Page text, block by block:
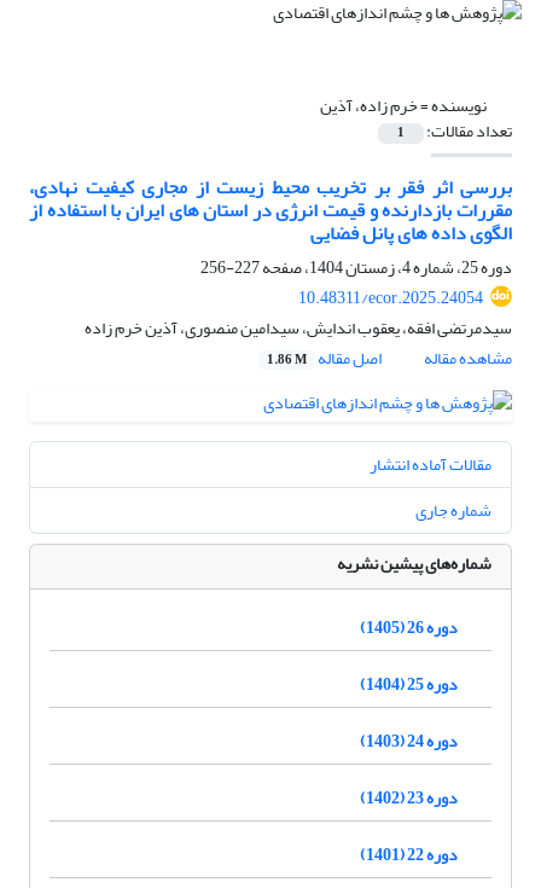
نویسنده =خرم زاده، آذین
تعداد مقالات: 1
بررسی اثر فقر بر تخریب محیط زیست از مجاری کیفیت نهادی،
مقررات بازدارنده و قیمت انرژی در استان های ایران با استفاده از
الگوی داده های پانل فضایی
دوره 25، شماره 4، زمستان 1404، صفحه
227-256
10.48311/ecor.2025.24054
سیدمرتضی افقه، یعقوب اندایش، سیدامین منصوری، آذین خرم زاده
مشاهده مقاله
اصل مقاله 1.86 M
مقالات آماده انتشار
شماره جاری
شماره‌های پیشین نشریه
دوره 26 (1405)
دوره 25 (1404)
دوره 24 (1403)
دوره 23 (1402)
دوره 22 (1401)